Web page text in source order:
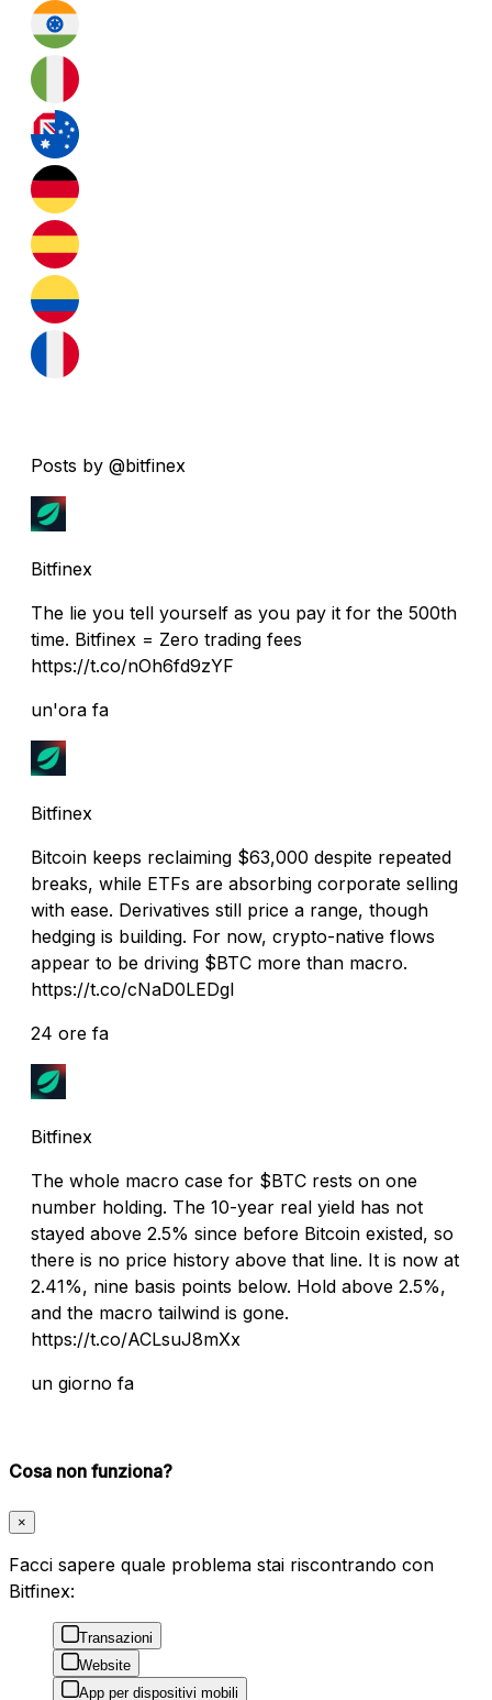
Posts by @bitfinex
Bitfinex
The lie you tell yourself as you pay it for the 500th
time. Bitfinex = Zero trading fees
https://t.co/nOh6fd9zYF
un'ora fa
Bitfinex
Bitcoin keeps reclaiming $63,000 despite repeated
breaks, while ETFs are absorbing corporate selling
with ease. Derivatives still price a range, though
hedging is building. For now, crypto-native flows
appear to be driving $BTC more than macro.
https://t.co/cNaD0LEDgI
24 ore fa
Bitfinex
The whole macro case for $BTC rests on one
number holding. The 10-year real yield has not
stayed above 2.5% since before Bitcoin existed, so
there is no price history above that line. It is now at
2.41%, nine basis points below. Hold above 2.5%,
and the macro tailwind is gone.
https://t.co/ACLsuJ8mXx
un giorno fa
Cosa non funziona?
×
Facci sapere quale problema stai riscontrando con
Bitfinex:
Transazioni
Website
App per dispositivi mobili